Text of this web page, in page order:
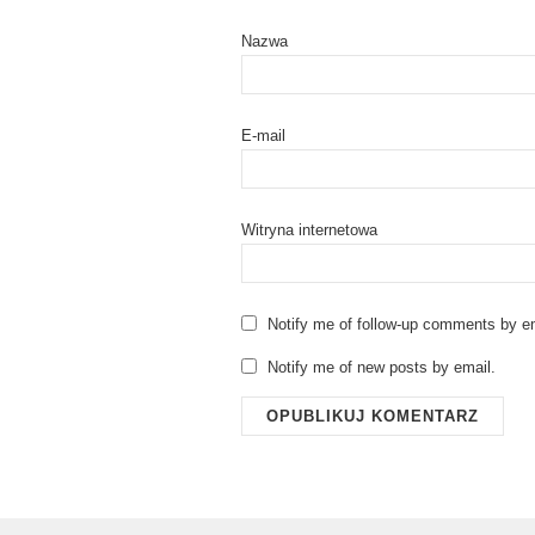
Nazwa
E-mail
Witryna internetowa
Notify me of follow-up comments by
Notify me of new posts by email.